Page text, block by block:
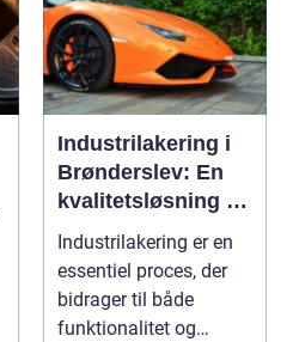
Industrilakering i
Brønderslev: En
kvalitetsløsning til
dit næste projekt
Industrilakering er en
essentiel proces, der
bidrager til både
funktionalitet og